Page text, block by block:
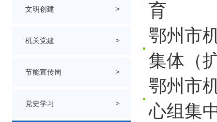
文明创建 >
机关党建 >
节能宣传周 >
党史学习 >
育
鄂州市
集体（
鄂州市
心组集